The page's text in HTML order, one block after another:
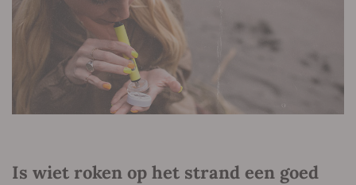
Is wiet roken op het strand een goed